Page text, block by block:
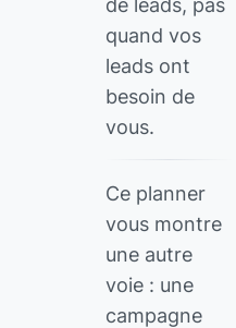
quand vos
leads ont
besoin de
vous.
Ce planner
vous montre
une autre
voie : une
campagne